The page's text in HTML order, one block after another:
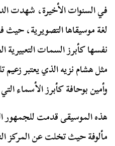
في السنوات الأخيرة، شهدت
لغة موسيقاها التصويرية، حيث
نفسها كأبرز السمات التعبيرية
مثل هشام نزيه الذي يعتبر
وأمين بوحافة كأبرز الأسماء
هذه الموسيقى قدمت للجمهور
مألوفة حيث تخلت عن المركز